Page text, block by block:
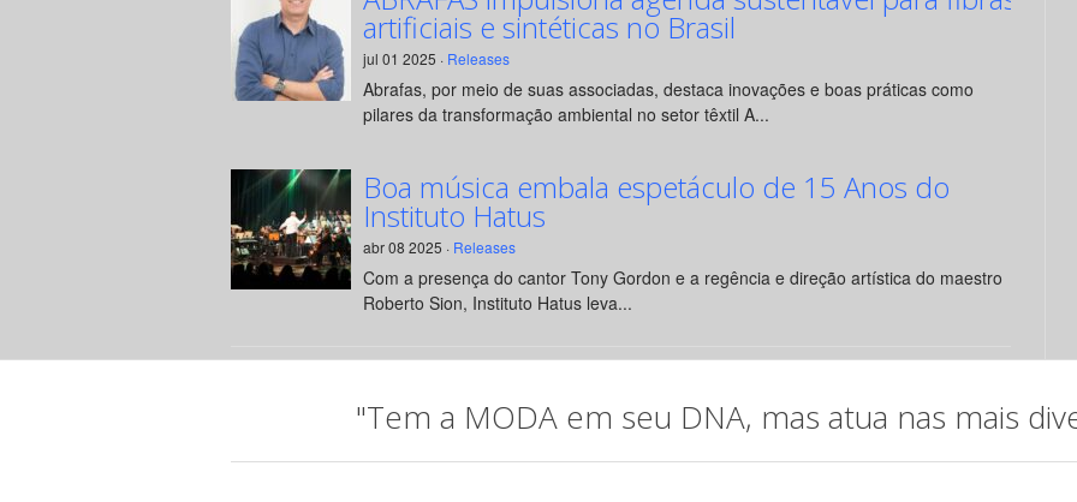
artificiais e sintéticas no Brasil
jul 01 2025 · Releases
Abrafas, por meio de suas associadas, destaca inovações e boas práticas como
pilares da transformação ambiental no setor têxtil A...
Boa música embala espetáculo de 15 Anos do
Instituto Hatus
abr 08 2025 · Releases
Com a presença do cantor Tony Gordon e a regência e direção artística do maestro
Roberto Sion, Instituto Hatus leva...
"Tem a MODA em seu DNA, mas atua nas mais